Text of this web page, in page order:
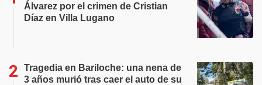
Álvarez por el crimen de Cristian
Díaz en Villa Lugano
Tragedia en Bariloche: una nena de
3 años murió tras caer el auto de su